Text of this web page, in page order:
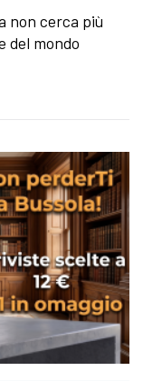
non cerca più
del mondo